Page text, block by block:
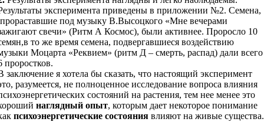
эксперимента приведены в приложении №2. Семена,
под музыку В.Высоцкого «Мне вечерами
свечи» (Ритм А Космос), были активнее. Проросло 10
то же время семена, подвергавшиеся воздействию
Моцарта «Реквием» (ритм Д – смерть, распад) дали всего
проростков.
заключение я хотела бы сказать, что настоящий эксперимент
разумеется, не полноценное исследование вопроса влияния
состояний на растения, тем нее менее это
наглядный опыт, которым дает некоторое понимание
психоэнергетические состояния влияют на живые существа.